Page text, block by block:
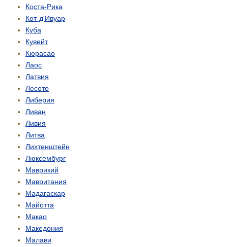
Коста-Рика
Кот-д'Ивуар
Куба
Кувейт
Кюрасао
Лаос
Латвия
Лесото
Либерия
Ливан
Ливия
Литва
Лихтенштейн
Люксембург
Маврикий
Мавритания
Мадагаскар
Майотта
Макао
Македония
Малави